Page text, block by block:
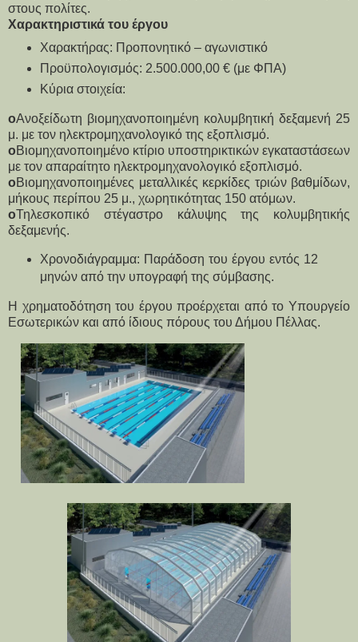
στους πολίτες.
Χαρακτηριστικά του έργου
Χαρακτήρας: Προπονητικό – αγωνιστικό
Προϋπολογισμός: 2.500.000,00 € (με ΦΠΑ)
Κύρια στοιχεία:
oΑνοξείδωτη βιομηχανοποιημένη κολυμβητική δεξαμενή 25
μ. με τον ηλεκτρομηχανολογικό της εξοπλισμό.
oΒιομηχανοποιημένο κτίριο υποστηρικτικών εγκαταστάσεων
με τον απαραίτητο ηλεκτρομηχανολογικό εξοπλισμό.
oΒιομηχανοποιημένες μεταλλικές κερκίδες τριών βαθμίδων,
μήκους περίπου 25 μ., χωρητικότητας 150 ατόμων.
oΤηλεσκοπικό στέγαστρο κάλυψης της κολυμβητικής
δεξαμενής.
Χρονοδιάγραμμα: Παράδοση του έργου εντός 12
μηνών από την υπογραφή της σύμβασης.
Η χρηματοδότηση του έργου προέρχεται από το Υπουργείο
Εσωτερικών και από ίδιους πόρους του Δήμου Πέλλας.